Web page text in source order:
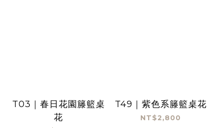
T03｜春日花園籐籃桌
花
T49｜紫色系籐籃桌花
NT$2,800